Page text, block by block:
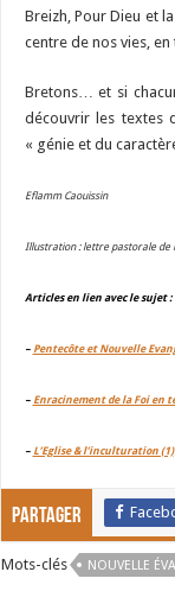
Breizh, Pour Dieu et
centre de nos vies,
Bretons… et si
découvrir les textes
« génie et du
Eflamm Caouissin
Illustration : lettre pastorale de
Articles en lien avec le sujet :
– Pentecôte et Nouvelle
– Enracinement de la Foi en
– L’Eglise & l’inculturation (1)
Partager
Mots-clés NOUVELLE